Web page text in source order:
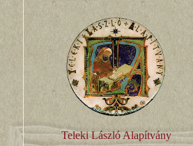
Teleki László Alapítvány